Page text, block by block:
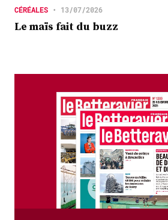
CÉRÉALES • 13/07/2026
Le maïs fait du buzz